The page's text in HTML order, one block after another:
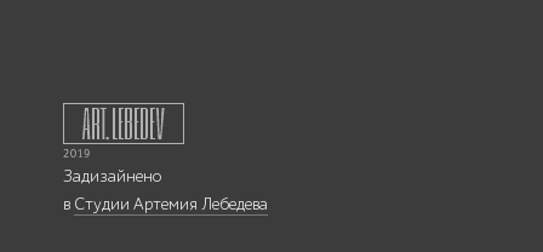
Задизайнено
в Студии Артемия Лебедева